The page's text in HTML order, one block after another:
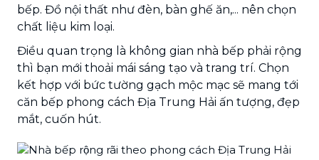
bếp. Đồ nội thất như đèn, bàn ghế ăn,... nên chọn
chất liệu kim loại.
Điều quan trọng là không gian nhà bếp phải rộng
thì bạn mới thoải mái sáng tạo và trang trí. Chọn
kết hợp với bức tường gạch mộc mạc sẽ mang tới
căn bếp phong cách Địa Trung Hải ấn tượng, đẹp
mắt, cuốn hút.